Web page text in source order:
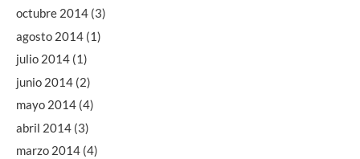
octubre 2014 (3)
agosto 2014 (1)
julio 2014 (1)
junio 2014 (2)
mayo 2014 (4)
abril 2014 (3)
marzo 2014 (4)